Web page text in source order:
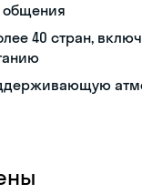
общения
40 стран,